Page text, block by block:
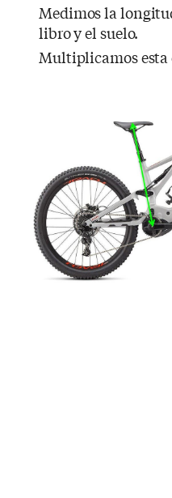
Medimos la
libro y el suelo.
Multiplicamos